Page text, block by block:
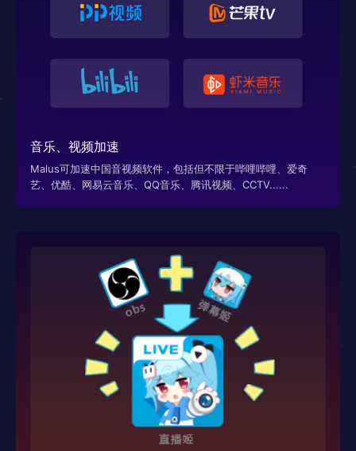
音乐、视频加速
Malus可加速中国音视频软件，包括但不限于哔哩哔哩、爱奇
艺、优酷、网易云音乐、QQ音乐、腾讯视频、CCTV......